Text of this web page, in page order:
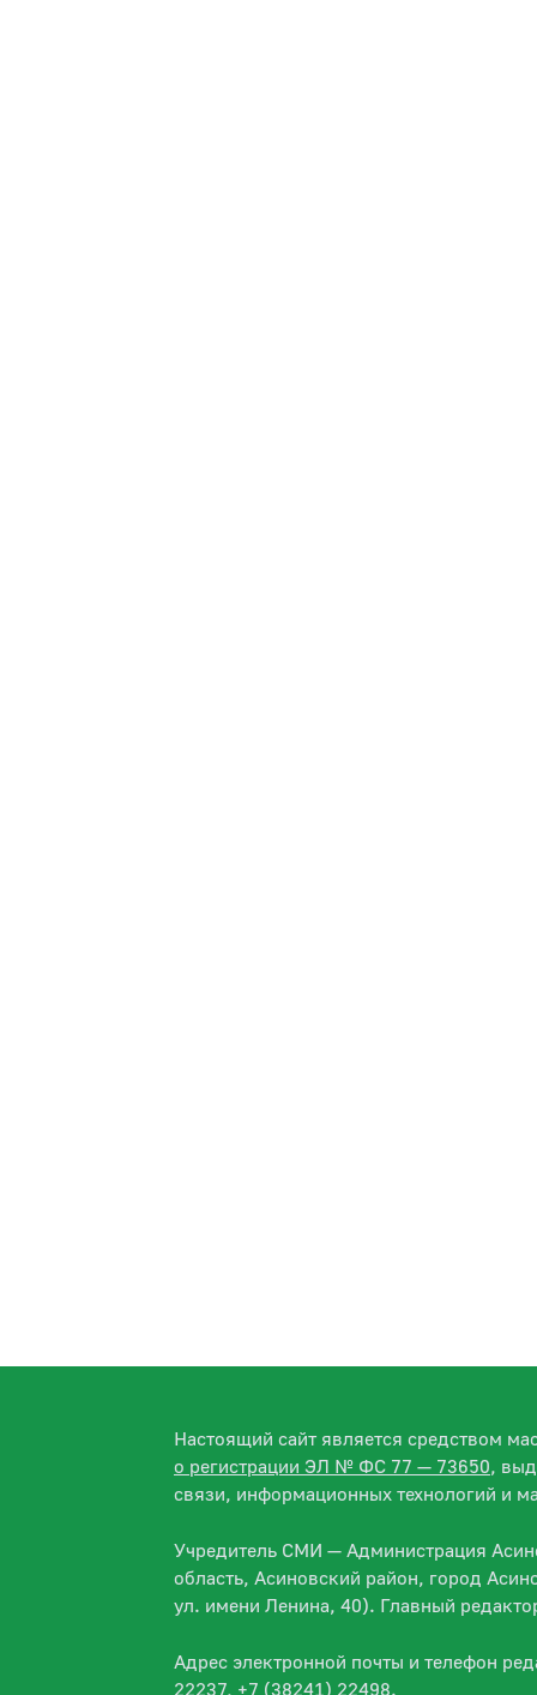
Настоящий сайт является средством
о регистрации ЭЛ № ФС 77 — 73650,
связи, информационных технологий и
Учредитель СМИ — Администрация
область, Асиновский район, город
ул. имени Ленина, 40). Главный
Адрес электронной почты и телефон
22237, +7 (38241) 22498.